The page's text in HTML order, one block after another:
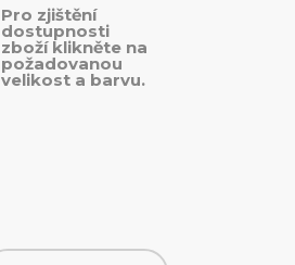
Pro zjištění
dostupnosti
zboží klikněte na
požadovanou
velikost a barvu.